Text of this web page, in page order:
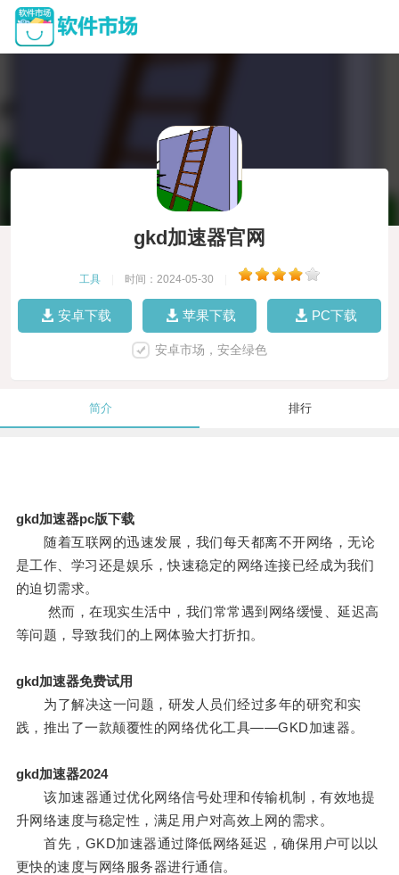
gkd加速器官网
工具 时间：2024-05-30
安卓下载 苹果下载 PC下载
安卓市场，安全绿色
简介 排行
gkd加速器pc版下载
随着互联网的迅速发展，我们每天都离不开网络，无论
是工作、学习还是娱乐，快速稳定的网络连接已经成为我们
的迫切需求。
然而，在现实生活中，我们常常遇到网络缓慢、延迟高
等问题，导致我们的上网体验大打折扣。
gkd加速器免费试用
为了解决这一问题，研发人员们经过多年的研究和实
践，推出了一款颠覆性的网络优化工具——GKD加速器。
gkd加速器2024
该加速器通过优化网络信号处理和传输机制，有效地提
升网络速度与稳定性，满足用户对高效上网的需求。
首先，GKD加速器通过降低网络延迟，确保用户可以以
更快的速度与网络服务器进行通信。